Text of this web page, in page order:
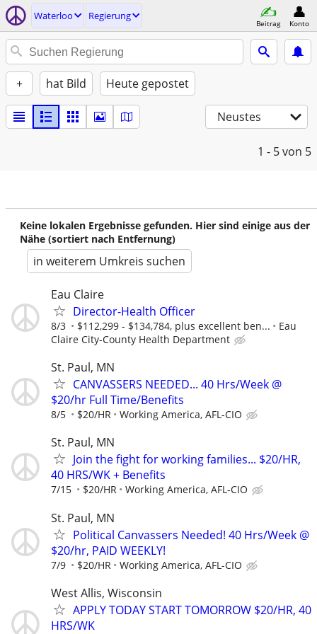
Waterloo Regierung
Beitrag Konto
+ hat Bild Heute gepostet
Neustes
1 - 5von 5
Keine lokalen Ergebnisse gefunden. Hier sind einige aus der
Nähe (sortiert nach Entfernung)
in weiterem Umkreis suchen
Eau Claire
Director-Health Officer
8/3 $112,299 - $134,784, plus excellent ben...
Eau
Claire City-County Health Department
St. Paul, MN
CANVASSERS NEEDED... 40 Hrs/Week @
$20/hr Full Time/Benefits
8/5 $20/HR Working America, AFL-CIO
St. Paul, MN
Join the fight for working families... $20/HR,
40 HRS/WK + Benefits
7/15 $20/HR Working America, AFL-CIO
St. Paul, MN
Political Canvassers Needed! 40 Hrs/Week @
$20/hr, PAID WEEKLY!
7/9 $20/HR Working America, AFL-CIO
West Allis, Wisconsin
APPLY TODAY START TOMORROW $20/HR, 40
HRS/WK